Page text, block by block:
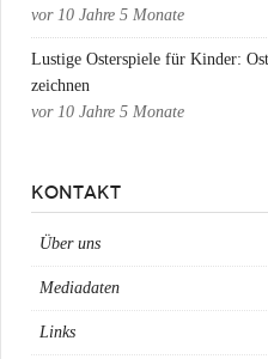
vor 10 Jahre 5 Monate
Lustige Osterspiele für Kinder:
zeichnen
vor 10 Jahre 5 Monate
KONTAKT
Über uns
Mediadaten
Links